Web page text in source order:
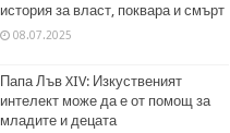
история за власт, поквара и смърт
08.07.2025
Папа Лъв XIV: Изкуственият
интелект може да е от помощ за
младите и децата